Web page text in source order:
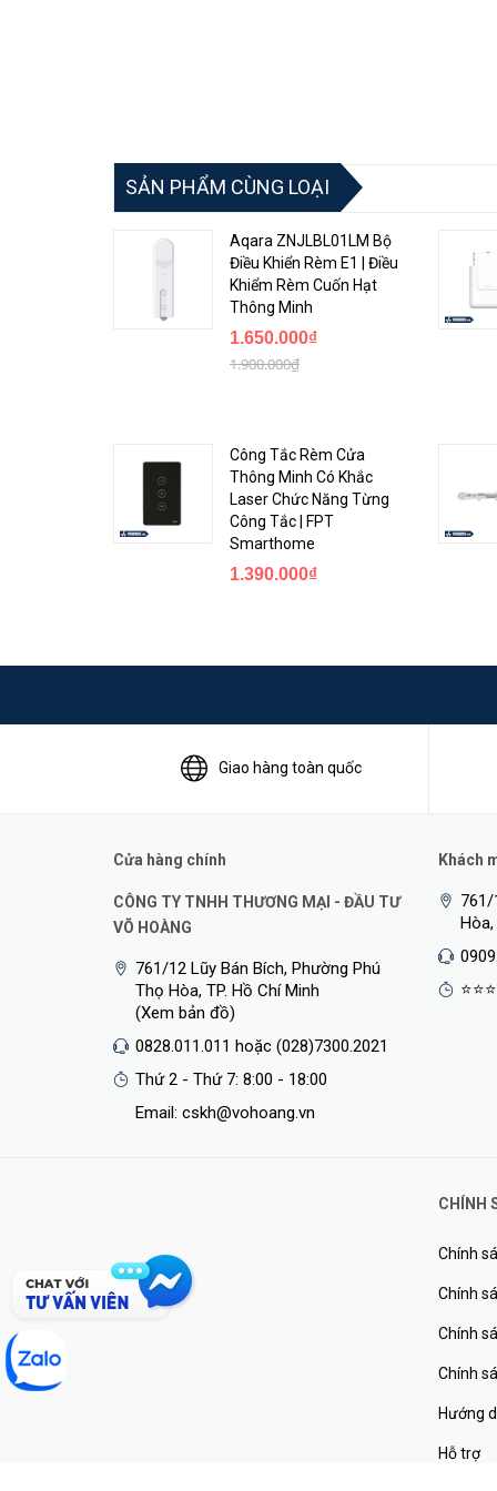
Sản phẩm home controller này có chiều dài chỉ bằng
Tính năng sản phẩm
Cho thiết bị gia nhập mạng Zigbee liên kết các
Điều khiển các động cơ rèm Zigbee, công tắc rèm
SẢN PHẨM CÙNG LOẠI
Aqara ZNJLBL01LM Bộ
Điều Khiển Rèm E1 | Điều
Khiểm Rèm Cuốn Hạt
Thông Minh
1.650.000₫
1.900.000₫
Công Tắc Rèm Cửa
Thông Minh Có Khắc
Laser Chức Năng Từng
Công Tắc | FPT
Smarthome
1.390.000₫
Giao hàng toàn quốc
Cửa hàng chính
CÔNG TY TNHH THƯƠNG MẠI - ĐẦU TƯ
VÕ HOÀNG
761/12 Lũy Bán Bích, Phường Phú
Thọ Hòa, TP. Hồ Chí Minh
(Xem bản đồ)
0828.011.011 hoặc (028)7300.2021
Thứ 2 - Thứ 7: 8:00 - 18:00
Email: cskh@vohoang.vn
Khách
761/
Hòa,
CHÍNH
Chính
Chính
Chính
Chính
Hướng
Hỗ trợ